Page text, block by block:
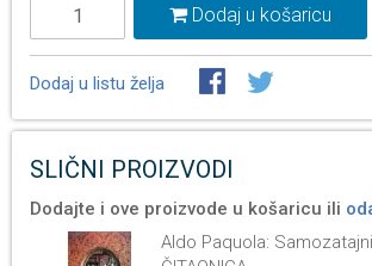
Dodaj u košaricu
Dodaj u listu želja
SLIČNI PROIZVODI
Dodajte i ove proizvode u košaricu ili
Aldo Paquola: